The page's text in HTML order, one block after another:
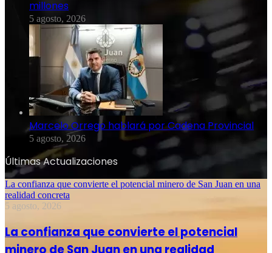
millones
5 agosto, 2026
Marcelo Orrego hablará por Cadena Provincial
5 agosto, 2026
Últimas Actualizaciones
La confianza que convierte el potencial minero de San Juan en una
realidad concreta
5 agosto, 2026
La confianza que convierte el potencial
minero de San Juan en una realidad